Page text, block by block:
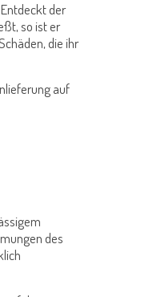
der
so ist er
die ihr
auf
des